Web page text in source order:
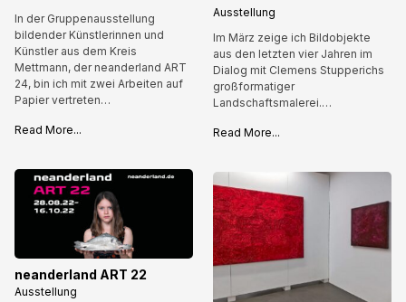
In der Gruppenausstellung
bildender Künstlerinnen und
Künstler aus dem Kreis
Mettmann, der neanderland ART
24, bin ich mit zwei Arbeiten auf
Papier vertreten…
Read More...
Ausstellung
Im März zeige ich Bildobjekte
aus den letzten vier Jahren im
Dialog mit Clemens Stupperichs
großformatiger
Landschaftsmalerei.…
Read More...
neanderland ART 22
Ausstellung